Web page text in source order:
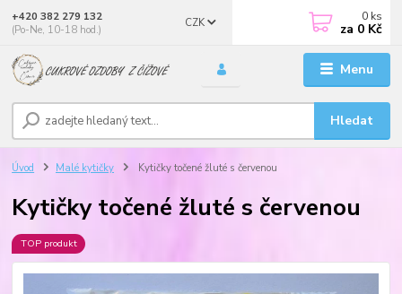
Menu
CZK
Hledat
+420 382 279 132
(Po-Ne, 10-18 hod.)
0 ks
za 0 Kč
Úvod Malé kytičky Kytičky točené žluté s červenou
Kytičky točené žluté s červenou
TOP produkt